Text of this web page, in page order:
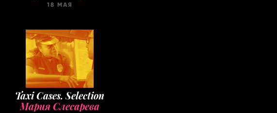
18 МАЯ
Taxi Cases. Selection
Мария Слесарева